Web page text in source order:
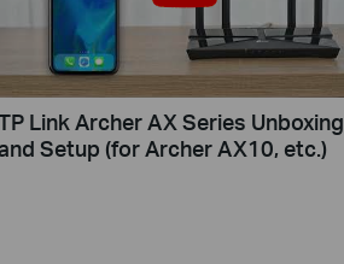
Link Archer AX Series Unboxing
Setup (for Archer AX10, etc.)